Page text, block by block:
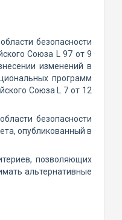
безопасности
Союза L 97 от 9
изменений в
программ
Союза L 7 от 12
безопасности
опубликованный в
позволяющих
альтернативные